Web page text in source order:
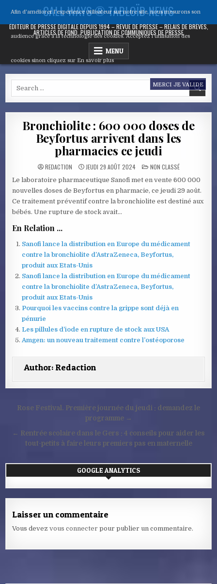
content
CALL WAYS ® TABLOÏD NEWS
ÉDITEUR DE PRESSE DIGITALE DEPUIS 1994 – REVUE DE PRESSE – RELAIS DE BRÈVES,
ARTICLES DE FOND, PUBLICATION DE COMMUNIQUÉS DE PRESSE
MENU
Bronchiolite : 600 000 doses de
Beyfortus arrivent dans les
pharmacies ce jeudi
REDACTION JEUDI 29 AOÛT 2024 POSTED
IN
NON CLASSÉ
Le laboratoire pharmaceutique Sanofi met en vente 600 000
nouvelles doses de Beyfortus en pharmacie, ce jeudi 29 août.
Ce traitement préventif contre la bronchiolite est destiné aux
bébés. Une rupture de stock avait…
En Relation ...
Sanofi lance la distribution en Europe du médicament
contre la bronchiolite d’AstraZeneca, Beyfortus,
produit aux Etats-Unis
Sanofi lance la distribution en Europe du médicament
contre la bronchiolite d’AstraZeneca, Beyfortus,
produit aux Etats-Unis
Pourquoi les vaccins contre la grippe sont déjà en
pénurie
Les pillules d’iode en rupture de stock aux USA
Amgen: un nouveau traitement contre l’ostéoporose
Author: Redaction
Navigation
l’article
Rose Festival. Première journée du jeudi : demandez le
programme →
← Rentrée scolaire dans le Gers : 4 conseils pour aider les
tout-petits à faire leurs premiers pas en maternelle
GOOGLE ANALYTICS
Laisser un commentaire
Vous devezvous connecter pour publier un commentaire.
Afin d'améliorer l’expérience utilisateur sur notre site, nous mesurons son
audience grâce à la technologie des cookies. Acceptez l’utilisation des
cookies sinon cliquez sur En savoir plus
MERCI JE VALIDE